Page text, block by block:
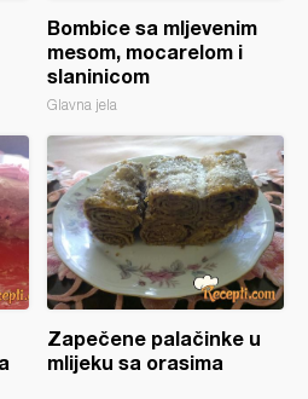
Bombice sa mljevenim
mesom, mocarelom i
slaninicom
Glavna jela
Zapečene palačinke u
mlijeku sa orasima